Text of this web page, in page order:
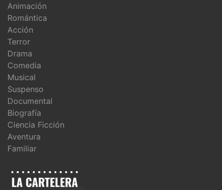
Animación
Romántica
Acción
Terror
Drama
Comedia
Musical
Suspenso
Documental
Biografía
Ciencia Ficción
Aventura
Familiar